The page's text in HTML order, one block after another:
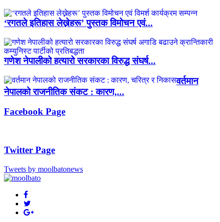
‘रगतले इतिहास लेख्नेहरू’ पुस्तक विमोचन एवं...
गणेश नेपालीको हत्यारो सरकारका विरुद्ध संघर्ष...
वर्तमान
नेपालको राजनीतिक संकट : कारण,...
Facebook Page
Twitter Page
Tweets by moolbatonews